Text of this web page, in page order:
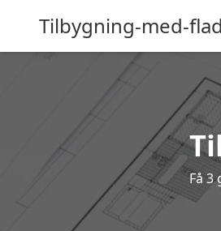
Tilbygning-med-
Få 3